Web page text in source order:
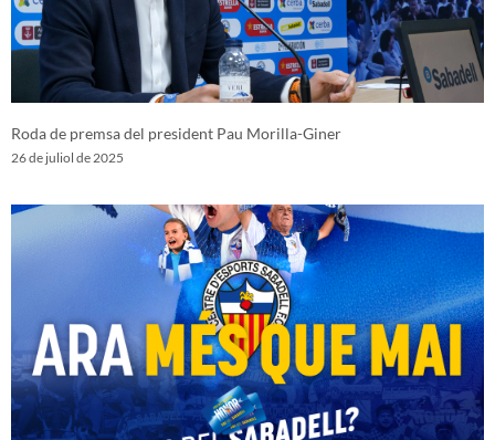
Roda de premsa del president Pau Morilla-Giner
26 de juliol de 2025